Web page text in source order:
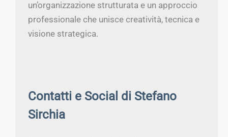
un’organizzazione strutturata e un approccio
professionale che unisce creatività, tecnica e
visione strategica.
Contatti e Social di Stefano
Sirchia